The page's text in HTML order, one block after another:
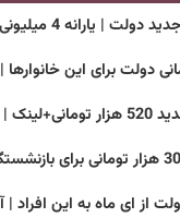
برای یارانه‌بگیران در 18 شهریور
است؟
از ای ماه به این افراد |